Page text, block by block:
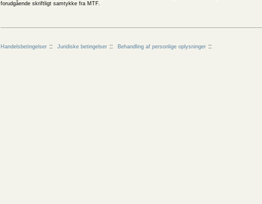
forudgående skriftligt samtykke fra MTF.
Handelsbetingelser Juridiske betingelser Behandling af personlige oplysninger